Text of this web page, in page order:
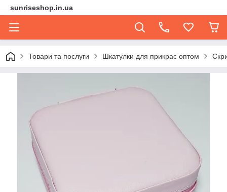
sunriseshop.in.ua
Товари та послуги Шкатулки для прикрас оптом